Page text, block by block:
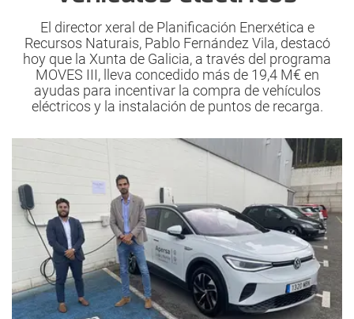
El director xeral de Planificación Enerxética e
Recursos Naturais, Pablo Fernández Vila, destacó
hoy que la Xunta de Galicia, a través del programa
MOVES III, lleva concedido más de 19,4 M€ en
ayudas para incentivar la compra de vehículos
eléctricos y la instalación de puntos de recarga.